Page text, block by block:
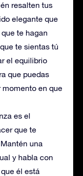
resalten tus
elegante que
te hagan
te sientas tú
el equilibrio
que puedas
momento en que
es el
que te
una
y habla con
él está